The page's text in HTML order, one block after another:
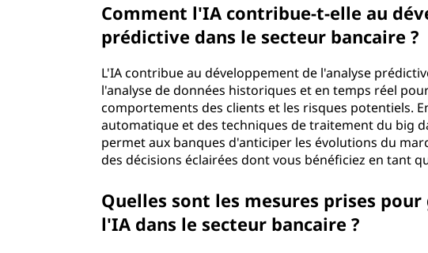
Comment l'IA contribue-t-elle au
prédictive dans le secteur bancaire ?
L'IA contribue au développement de l'analyse
l'analyse de données historiques et en temps réel
comportements des clients et les risques potentiels.
automatique et des techniques de traitement du big
permet aux banques d'anticiper les évolutions du
des décisions éclairées dont vous bénéficiez en tant
Quelles sont les mesures prises
l'IA dans le secteur bancaire ?